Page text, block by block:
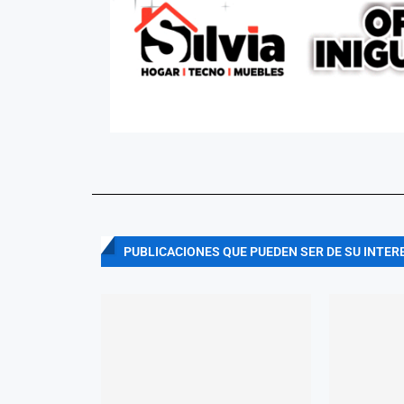
PUBLICACIONES QUE PUEDEN SER DE SU